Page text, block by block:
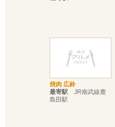
焼肉 広鈴
最寄駅 JR南武線鹿
島田駅